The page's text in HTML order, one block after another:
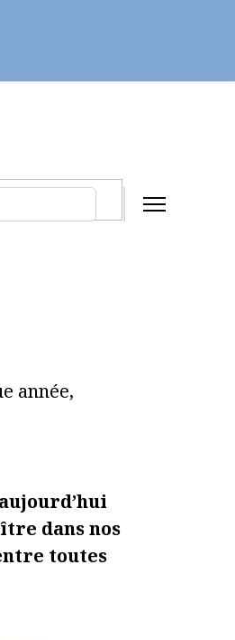
année,
dans nos
toutes